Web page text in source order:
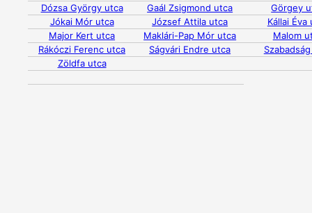
Dózsa György utca
Gaál Zsigmond utca
Görgey
Jókai Mór utca
József Attila utca
Kállai Éva
Major Kert utca
Maklári-Pap Mór utca
Malom
Rákóczi Ferenc utca
Ságvári Endre utca
Zöldfa utca